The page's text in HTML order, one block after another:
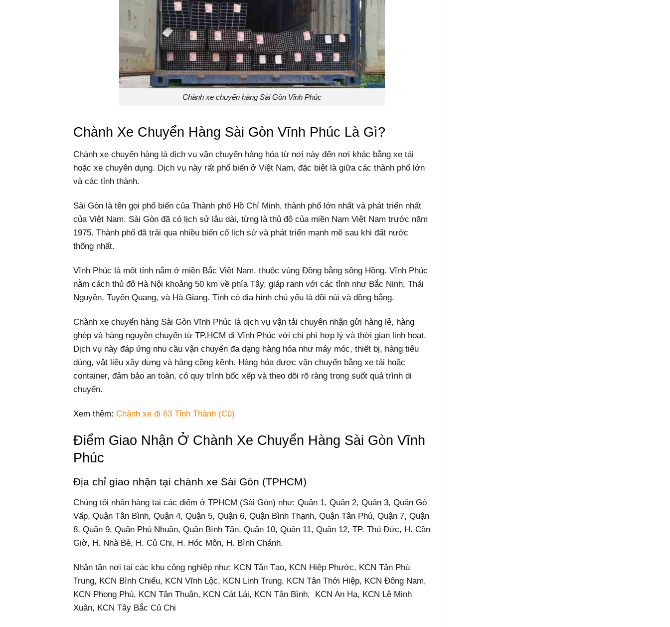
Chành xe chuyển hàng Sài Gòn Vĩnh Phúc
Chành Xe Chuyển Hàng Sài Gòn Vĩnh Phúc Là Gì?
Chành xe chuyển hàng là dịch vụ vận chuyển hàng hóa từ nơi này đến nơi khác bằng xe tải
hoặc xe chuyên dụng. Dịch vụ này rất phổ biến ở Việt Nam, đặc biệt là giữa các thành phố lớn
và các tỉnh thành.
Sài Gòn là tên gọi phổ biến của Thành phố Hồ Chí Minh, thành phố lớn nhất và phát triển nhất
của Việt Nam. Sài Gòn đã có lịch sử lâu dài, từng là thủ đô của miền Nam Việt Nam trước năm
1975. Thành phố đã trải qua nhiều biến cố lịch sử và phát triển mạnh mẽ sau khi đất nước
thống nhất.
Vĩnh Phúc là một tỉnh nằm ở miền Bắc Việt Nam, thuộc vùng Đồng bằng sông Hồng. Vĩnh Phúc
nằm cách thủ đô Hà Nội khoảng 50 km về phía Tây, giáp ranh với các tỉnh như Bắc Ninh, Thái
Nguyên, Tuyên Quang, và Hà Giang. Tỉnh có địa hình chủ yếu là đồi núi và đồng bằng.
Chành xe chuyển hàng Sài Gòn Vĩnh Phúc là dịch vụ vận tải chuyên nhận gửi hàng lẻ, hàng
ghép và hàng nguyên chuyến từ TP.HCM đi Vĩnh Phúc với chi phí hợp lý và thời gian linh hoạt.
Dịch vụ này đáp ứng nhu cầu vận chuyển đa dạng hàng hóa như máy móc, thiết bị, hàng tiêu
dùng, vật liệu xây dựng và hàng cồng kềnh. Hàng hóa được vận chuyển bằng xe tải hoặc
container, đảm bảo an toàn, có quy trình bốc xếp và theo dõi rõ ràng trong suốt quá trình di
chuyển.
Xem thêm: Chành xe đi 63 Tỉnh Thành (Cũ)
Điểm Giao Nhận Ở Chành Xe Chuyển Hàng Sài Gòn Vĩnh
Phúc
Địa chỉ giao nhận tại chành xe Sài Gòn (TPHCM)
Chúng tôi nhận hàng tại các điểm ở TPHCM (Sài Gòn) như: Quận 1, Quận 2, Quận 3, Quận Gò
Vấp, Quận Tân Bình, Quận 4, Quận 5, Quận 6, Quận Bình Thạnh, Quận Tân Phú, Quận 7, Quận
8, Quận 9, Quận Phú Nhuận, Quận Bình Tân, Quận 10, Quận 11, Quận 12, TP. Thủ Đức, H. Cần
Giờ, H. Nhà Bè, H. Củ Chi, H. Hóc Môn, H. Bình Chánh.
Nhận tận nơi tại các khu công nghiệp như: KCN Tân Tạo, KCN Hiệp Phước, KCN Tân Phú
Trung, KCN Bình Chiểu, KCN Vĩnh Lộc, KCN Linh Trung, KCN Tân Thới Hiệp, KCN Đông Nam,
KCN Phong Phú, KCN Tân Thuận, KCN Cát Lái, KCN Tân Bình, KCN An Hạ, KCN Lê Minh
Xuân, KCN Tây Bắc Củ Chi